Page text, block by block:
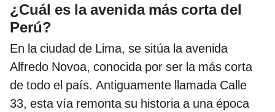
¿Cuál es la avenida más corta del
Perú?
En la ciudad de Lima, se sitúa la avenida
Alfredo Novoa, conocida por ser la más corta
de todo el país. Antiguamente llamada Calle
33, esta vía remonta su historia a una época